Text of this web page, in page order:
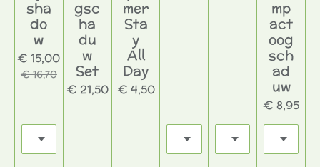
sha
do
w
€ 15,00
€ 16,70
gsc
ha
du
w
Set
€ 21,50
mer
Sta
y
All
Day
€ 4,50
mp
act
oog
sch
ad
uw
€ 8,95